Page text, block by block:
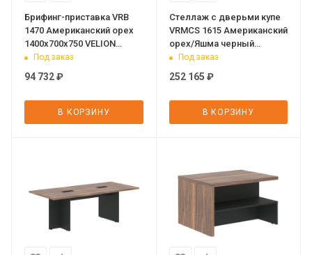
Брифинг-приставка VRB
1470 Американский орех
1400х700х750 VELION
VENEER
Под заказ
94 732₽
В КОРЗИНУ
Стеллаж с дверьми купе
VRMCS 1615 Американский
орех/Яшма черный
1600х450х1517 VELION
Под заказ
252 165 ₽
В КОРЗИНУ